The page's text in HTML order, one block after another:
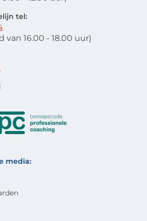
tel:
van 16.00 - 18.00 uur)
media: